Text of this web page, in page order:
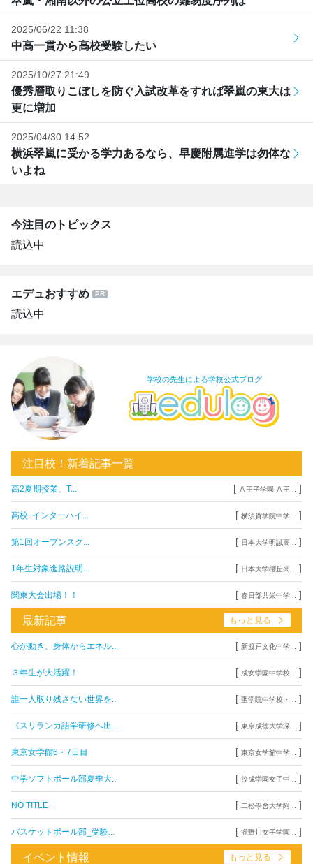
2025/06/22 11:38
中高一貫から高校受験したい
2025/10/27 21:49
優秀層取りこぼしを防ぐ入試改革をすれば翠嵐の東大は
更に増加
2025/04/30 14:52
横浜翠嵐に受かる学力あるなら、早慶附属進学は勿体な
いよね
今注目のトピックス
読込中
エデュおすすめ
読込中
学校の先生による学校公式ブログ
注目校！新着記事一覧
高2夏期授業、T... [ 八王子学園 八王... ]
高校･インターハイ... [ 横須賀学院中学... ]
第1回オープンスク... [ 日本大学明誠高... ]
1年生対象進路説明... [ 日本大学櫻丘高... ]
関東大会出場！！ [ 春日部共栄中学... ]
最新記事 もっと見る
心が動き、身体からエネル... [ 新渡戸文化中学... ]
３年生が大活躍！ [ 成女学園中学校... ]
誰一人取り残さない世界を... [ 聖学院中学校・... ]
《スリランカ語学研修へ出... [ 東京成徳大学深... ]
東京女学館6・7日目 [ 東京女学館中学... ]
中学ソフトボール部夏季大... [ 佼成学園女子中... ]
NO TITLE [ 二松學舍大学附... ]
バスケットボール部_受験... [ 瀧野川女子学園... ]
イベント情報 もっと見る